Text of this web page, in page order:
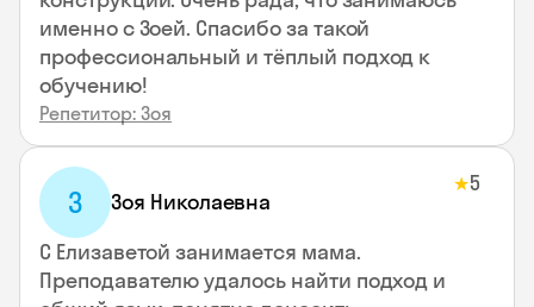
именно с Зоей. Спасибо за такой
профессиональный и тёплый подход к
обучению!
Репетитор: Зоя
З Зоя Николаевна
★5
С Елизаветой занимается мама.
Преподавателю удалось найти подход и